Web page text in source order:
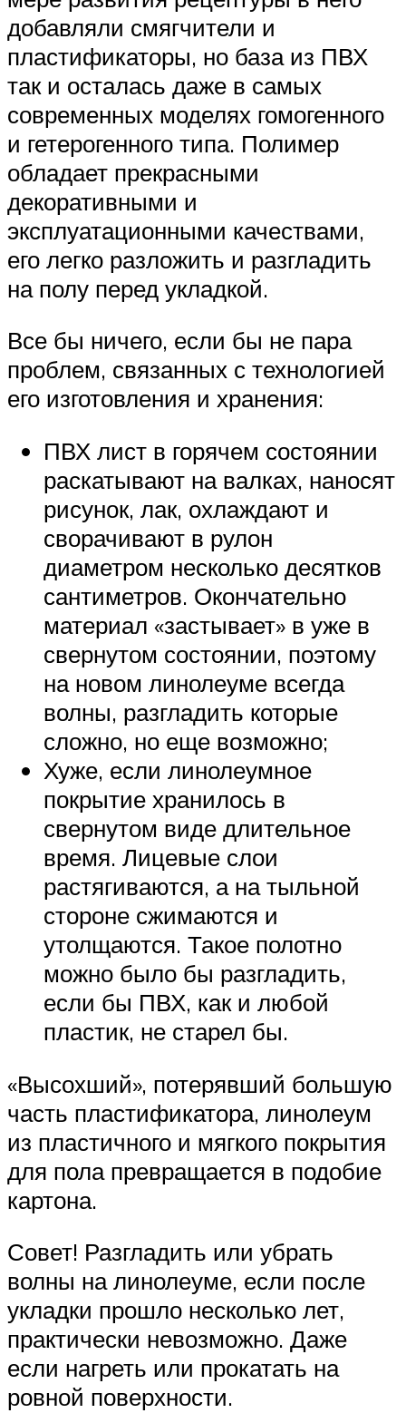
добавляли смягчители и
пластификаторы, но база из ПВХ
так и осталась даже в самых
современных моделях гомогенного
и гетерогенного типа. Полимер
обладает прекрасными
декоративными и
эксплуатационными качествами,
его легко разложить и разгладить
на полу перед укладкой.
Все бы ничего, если бы не пара
проблем, связанных с технологией
его изготовления и хранения:
ПВХ лист в горячем состоянии
раскатывают на валках, наносят
рисунок, лак, охлаждают и
сворачивают в рулон
диаметром несколько десятков
сантиметров. Окончательно
материал «застывает» в уже в
свернутом состоянии, поэтому
на новом линолеуме всегда
волны, разгладить которые
сложно, но еще возможно;
Хуже, если линолеумное
покрытие хранилось в
свернутом виде длительное
время. Лицевые слои
растягиваются, а на тыльной
стороне сжимаются и
утолщаются. Такое полотно
можно было бы разгладить,
если бы ПВХ, как и любой
пластик, не старел бы.
«Высохший», потерявший большую
часть пластификатора, линолеум
из пластичного и мягкого покрытия
для пола превращается в подобие
картона.
Совет! Разгладить или убрать
волны на линолеуме, если после
укладки прошло несколько лет,
практически невозможно. Даже
если нагреть или прокатать на
ровной поверхности.